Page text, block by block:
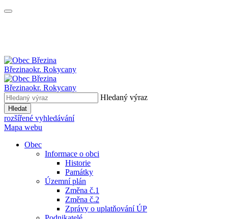
Březinaokr. Rokycany
Březinaokr. Rokycany
Hledaný výraz
Hledat
rozšířené vyhledávání
Mapa webu
Obec
Informace o obci
Historie
Památky
Územní plán
Změna č.1
Změna č.2
Zprávy o uplatňování ÚP